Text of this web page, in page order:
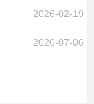
2026-02-19
2026-07-06